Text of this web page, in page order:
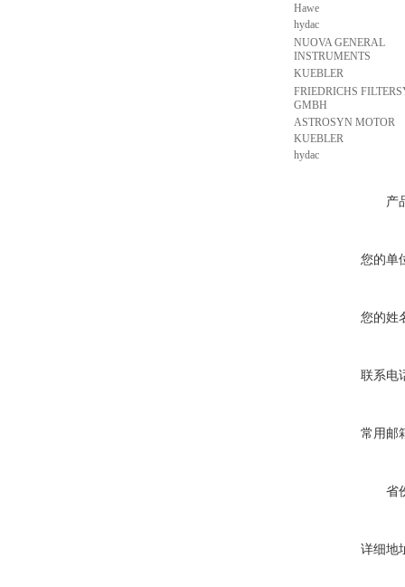
Hawe
hydac
NUOVA GENERAL
INSTRUMENTS
KUEBLER
FRIEDRICHS
GMBH
ASTROSYN MOTOR
KUEBLER
hydac
产
您的单
您的姓
联系电
常用邮
省
详细地